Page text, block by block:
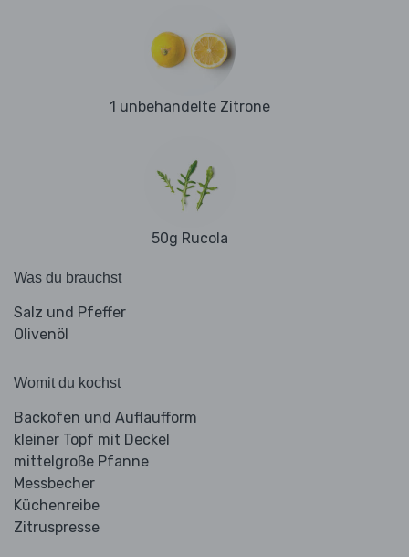
1 unbehandelte Zitrone
50g Rucola
Was du brauchst
Salz und Pfeffer
Olivenöl
Womit du kochst
Backofen und Auflaufform
kleiner Topf mit Deckel
mittelgroße Pfanne
Messbecher
Küchenreibe
Zitruspresse